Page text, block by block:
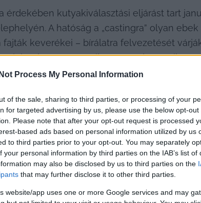
Process My Personal Information
of the sale, sharing to third parties, or processing of your
for targeted advertising by us, please use the below opt-out
Please note that after your opt-out request is processed
based ads based on personal information utilized by us
to third parties prior to your opt-out. You may separately
your personal information by third parties on the IAB’s list of
may also be disclosed by us to third parties on the
that may further disclose it to other third parties.
website/app uses one or more Google services and may
érdekében kutyakiválasztási eljárást tart
A hatóság a „castingra” olyan
jelentkezés a [email protected] e-mail
a kecskeméti ebrendőr állománnyal
melyre a helyi szerv sajtóosztálya
eb, van-e példa arra, hogy egy kutyát